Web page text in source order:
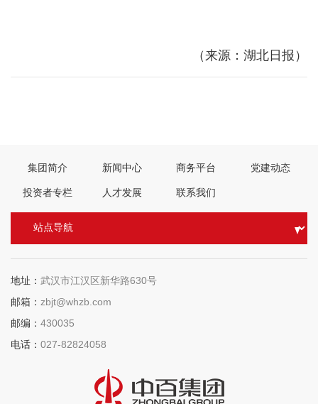
（来源：湖北日报）
集团简介 新闻中心 商务平台 党建动态
投资者专栏 人才发展 联系我们
地址： 武汉市江汉区新华路630号
邮箱： zbjt@whzb.com
邮编： 430035
电话： 027-82824058